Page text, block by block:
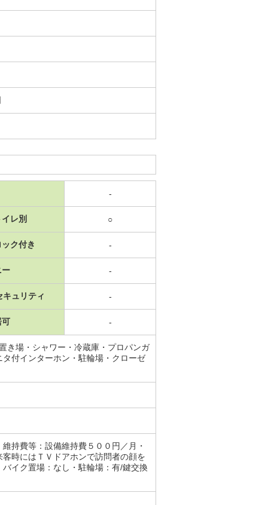
-
レ別 ○
ク付き -
ー -
キュリティ -
可 -
き場・シャワー・冷蔵庫・プロパンガ
付インターホン・駐輪場・クローゼ
持費等：設備維持費５００円／月・
時にはＴＶドアホンで訪問者の顔を
イク置場：なし・駐輪場：有/鍵交換